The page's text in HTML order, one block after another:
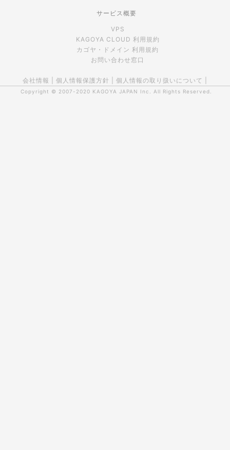
サービス概要
VPS
KAGOYA CLOUD 利用規約
カゴヤ・ドメイン 利用規約
お問い合わせ窓口
会社情報 個人情報保護方針 個人情報の取り扱いについて
Copyright © 2007-2020 KAGOYA JAPAN Inc. All Rights Reserved.